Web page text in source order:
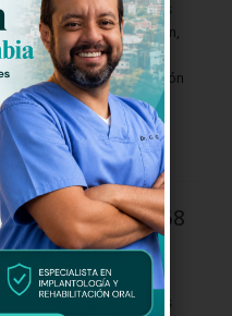
historia de cinco humildes
constancia y preparación,
verdaderos héroes de un
la vida real, esta producción
e íntima de …
2 Capitulo 58
Temporada, La Historia
historia de cinco humildes